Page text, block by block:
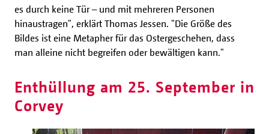
es durch keine Tür – und mit mehreren Personen
hinaustragen", erklärt Thomas Jessen. "Die Größe des
Bildes ist eine Metapher für das Ostergeschehen, dass
man alleine nicht begreifen oder bewältigen kann."
Enthüllung am 25. September in
Corvey